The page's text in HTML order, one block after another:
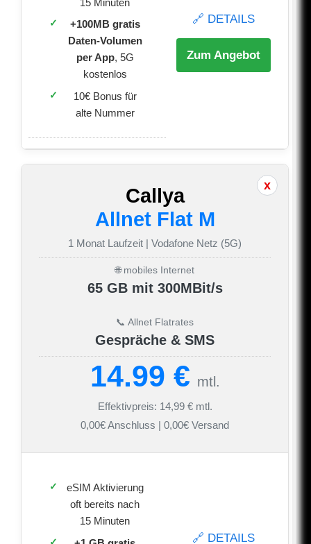
+100MB gratis
Daten-Volumen
per App, 5G
kostenlos
10€ Bonus für
alte Nummer
🔗 DETAILS
Zum Angebot
Callya
Allnet Flat M
1 Monat Laufzeit | Vodafone Netz (5G)
🌐 mobiles Internet
65 GB mit 300MBit/s
📞 Allnet Flatrates
Gespräche & SMS
14.99 € mtl.
Effektivpreis: 14,99 € mtl.
0,00€ Anschluss | 0,00€ Versand
eSIM Aktivierung
oft bereits nach
15 Minuten
🔗 DETAILS